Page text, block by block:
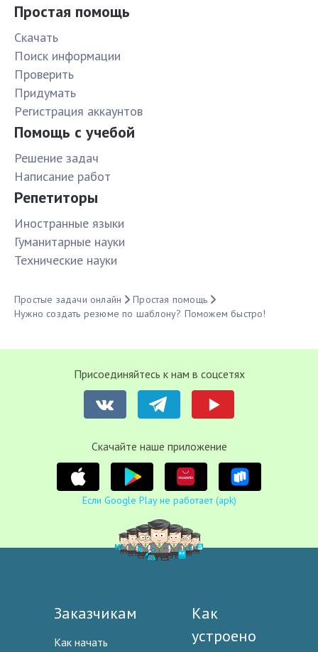
Простая помощь
Скачать
Поиск информации
Проверить
Придумать
Pегистрация аккаунтов
Помощь с учебой
Решение задач
Написание работ
Репетиторы
Иностранные языки
Гуманитарные науки
Технические науки
Простые задачи онлайн
Простая помощь
Нужно создать резюме по шаблону? Поможем быстро!
Присоединяйтесь к нам в соцсетях
Cкачайте наше приложение
Если Google Play не работает (apk)
Заказчикам
Как начать
Как
устроено